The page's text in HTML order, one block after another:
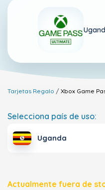
Tarjetas Regalo Xbox Game
Selecciona país de uso:
Uganda
Actualmente fuera de